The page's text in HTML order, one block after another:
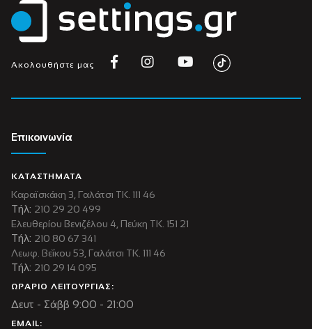
Ακολουθήστε μας
Επικοινωνία
ΚΑΤΑΣΤΗΜΑΤΑ
Καραϊσκάκη 3, Γαλάτσι ΤΚ. 111 46
Τήλ: 210 29 20 499
Ελευθερίου Βενιζέλου 4, Πεύκη ΤΚ. 151 21
Τήλ: 210 80 67 341
Λεωφ. Βεΐκου 53, Γαλάτσι ΤΚ. 111 46
Τήλ: 210 29 14 095
ΩΡΑΡΙΟ ΛΕΙΤΟΥΡΓΙΑΣ:
Δευτ - Σάββ 9:00 - 21:00
EMAIL: